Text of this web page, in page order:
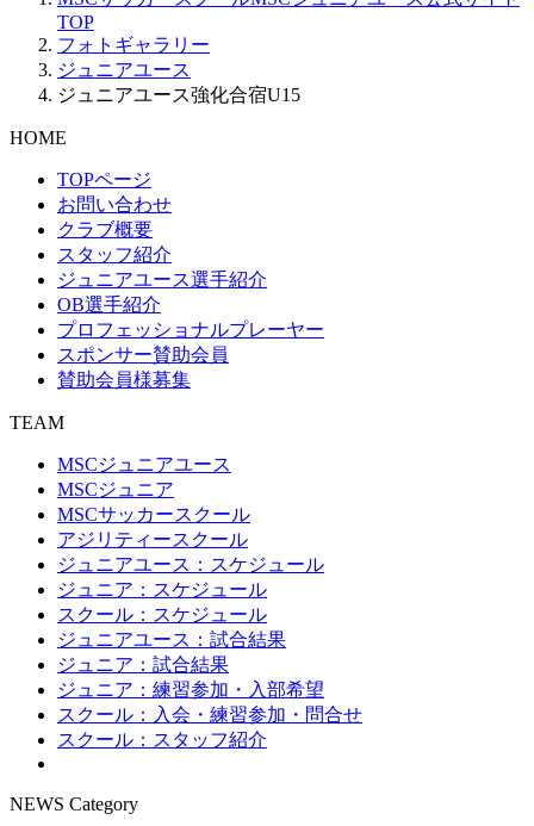
TOP
フォトギャラリー
ジュニアユース
ジュニアユース強化合宿U15
HOME
TOPページ
お問い合わせ
クラブ概要
スタッフ紹介
ジュニアユース選手紹介
OB選手紹介
プロフェッショナルプレーヤー
スポンサー賛助会員
賛助会員様募集
TEAM
MSCジュニアユース
MSCジュニア
MSCサッカースクール
アジリティースクール
ジュニアユース：スケジュール
ジュニア：スケジュール
スクール：スケジュール
ジュニアユース：試合結果
ジュニア：試合結果
ジュニア：練習参加・入部希望
スクール：入会・練習参加・問合せ
スクール：スタッフ紹介
NEWS Category